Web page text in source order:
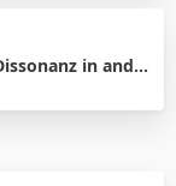
in anderen Foren